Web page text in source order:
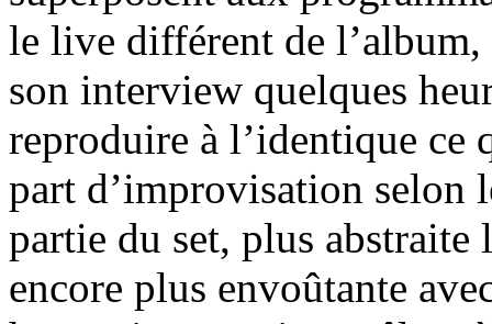
le live différent de
son interview quelques
reproduire à l’identique ce
part d’improvisation selon
partie du set, plus abstraite
encore plus envoûtante